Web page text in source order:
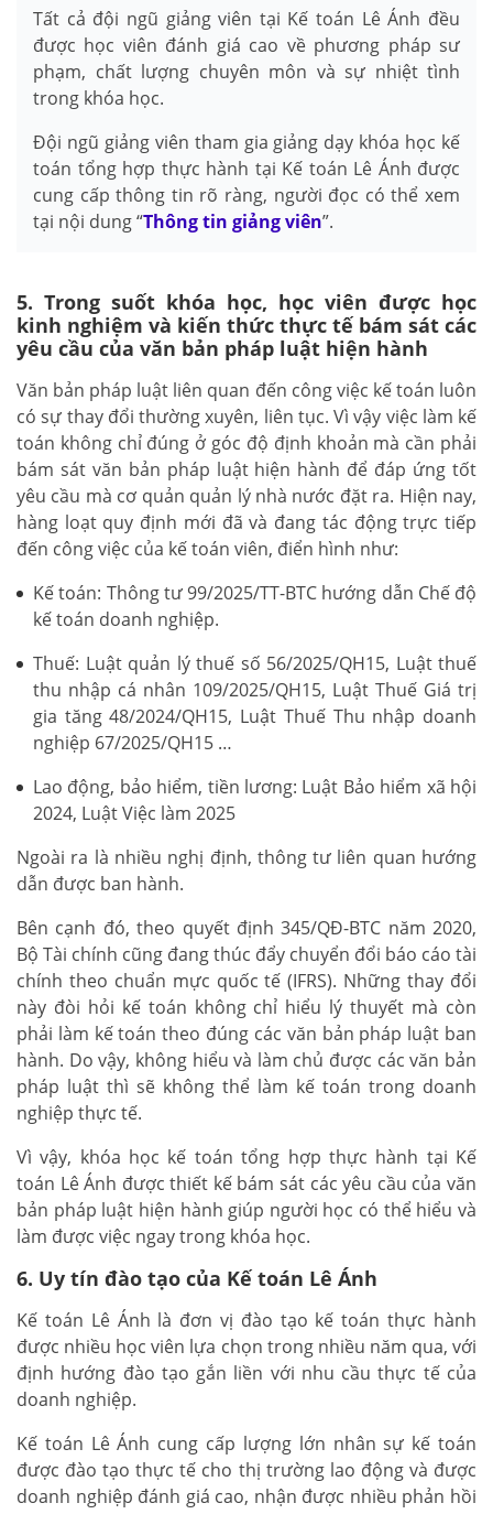
Tất cả đội ngũ giảng viên tại Kế toán Lê Ánh đều
được học viên đánh giá cao về phương pháp sư
phạm, chất lượng chuyên môn và sự nhiệt tình
trong khóa học.
Đội ngũ giảng viên tham gia giảng dạy khóa học kế
toán tổng hợp thực hành tại Kế toán Lê Ánh được
cung cấp thông tin rõ ràng, người đọc có thể xem
tại nội dung “Thông tin giảng viên”.
5. Trong suốt khóa học, học viên được học
kinh nghiệm và kiến thức thực tế bám sát các
yêu cầu của văn bản pháp luật hiện hành
Văn bản pháp luật liên quan đến công việc kế toán luôn
có sự thay đổi thường xuyên, liên tục. Vì vậy việc làm kế
toán không chỉ đúng ở góc độ định khoản mà cần phải
bám sát văn bản pháp luật hiện hành để đáp ứng tốt
yêu cầu mà cơ quản quản lý nhà nước đặt ra. Hiện nay,
hàng loạt quy định mới đã và đang tác động trực tiếp
đến công việc của kế toán viên, điển hình như:
Kế toán: Thông tư 99/2025/TT-BTC hướng dẫn Chế độ
kế toán doanh nghiệp.
Thuế: Luật quản lý thuế số 56/2025/QH15, Luật thuế
thu nhập cá nhân 109/2025/QH15, Luật Thuế Giá trị
gia tăng 48/2024/QH15, Luật Thuế Thu nhập doanh
nghiệp 67/2025/QH15 …
Lao động, bảo hiểm, tiền lương: Luật Bảo hiểm xã hội
2024, Luật Việc làm 2025
Ngoài ra là nhiều nghị định, thông tư liên quan hướng
dẫn được ban hành.
Bên cạnh đó, theo quyết định 345/QĐ-BTC năm 2020,
Bộ Tài chính cũng đang thúc đẩy chuyển đổi báo cáo tài
chính theo chuẩn mực quốc tế (IFRS). Những thay đổi
này đòi hỏi kế toán không chỉ hiểu lý thuyết mà còn
phải làm kế toán theo đúng các văn bản pháp luật ban
hành. Do vậy, không hiểu và làm chủ được các văn bản
pháp luật thì sẽ không thể làm kế toán trong doanh
nghiệp thực tế.
Vì vậy, khóa học kế toán tổng hợp thực hành tại Kế
toán Lê Ánh được thiết kế bám sát các yêu cầu của văn
bản pháp luật hiện hành giúp người học có thể hiểu và
làm được việc ngay trong khóa học.
6. Uy tín đào tạo của Kế toán Lê Ánh
Kế toán Lê Ánh là đơn vị đào tạo kế toán thực hành
được nhiều học viên lựa chọn trong nhiều năm qua, với
định hướng đào tạo gắn liền với nhu cầu thực tế của
doanh nghiệp.
Kế toán Lê Ánh cung cấp lượng lớn nhân sự kế toán
được đào tạo thực tế cho thị trường lao động và được
doanh nghiệp đánh giá cao, nhận được nhiều phản hồi